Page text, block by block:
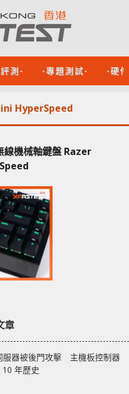
測- -專題測試- -硬
HyperSpeed
線機械軸鍵盤 Razer
章
服器被後門攻擊 主機板控制器
年歷史